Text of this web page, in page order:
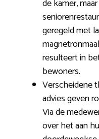
de kamer,
geregeld met
resulteert in
bewoners.
Verscheidene
advies geven
Via de
over het aan